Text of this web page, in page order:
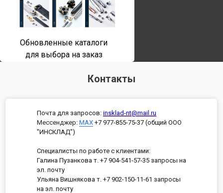
Обновленные каталоги
для выбора на заказ
Контакты
Почта для запросов: insklad-nt@mail.ru
Мессенджер: MAX +7 977-855-75-37 (общий ООО
"ИНСКЛАД")
Специалисты по работе с клиентами:
Галина Пузанкова т. +7 904-541-57-35 запросы на
эл. почту
Ульяна Вишнякова т. +7 902-150-11-61 запросы
на эл. почту